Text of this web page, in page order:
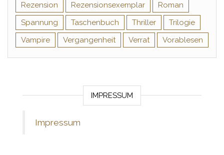
Rezension
Rezensionsexemplar
Roman
Spannung
Taschenbuch Thriller
Trilogie
Vampire
Vergangenheit Verrat Vorablesen
IMPRESSUM
Impressum